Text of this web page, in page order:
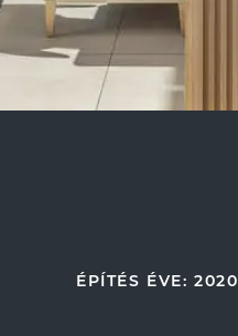
ÉPÍTÉS ÉVE: 2020